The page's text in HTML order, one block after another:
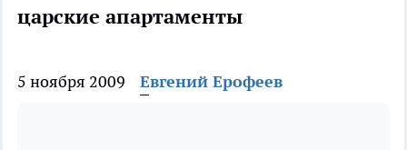
царские апартаменты
5 ноября 2009 Евгений Ерофеев